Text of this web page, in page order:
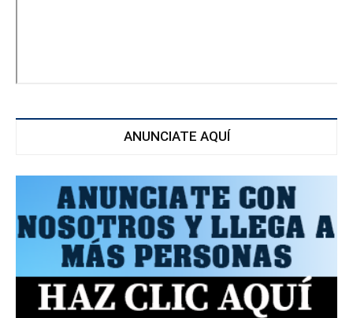
ANUNCIATE AQUÍ